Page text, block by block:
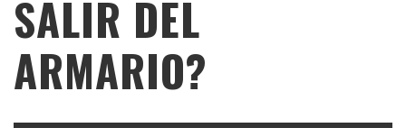
SALIR DEL
ARMARIO?